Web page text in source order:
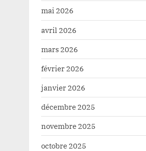
mai 2026
avril 2026
mars 2026
février 2026
janvier 2026
décembre 2025
novembre 2025
octobre 2025